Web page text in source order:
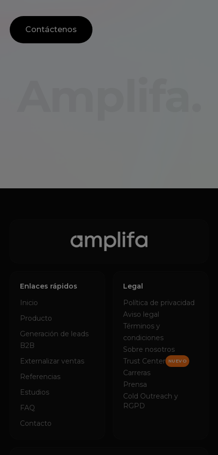
Contáctenos
Enlaces rápidos
Inicio
Producto
Generación de leads
B2B
Externalizar ventas
Referencias
Estudios
FAQ
Contacto
Legal
Política de privacidad
Aviso legal
Términos y
condiciones
Sobre nosotros
Trust Center
NUEVO
Carreras
Prensa
Cold Outreach y
RGPD